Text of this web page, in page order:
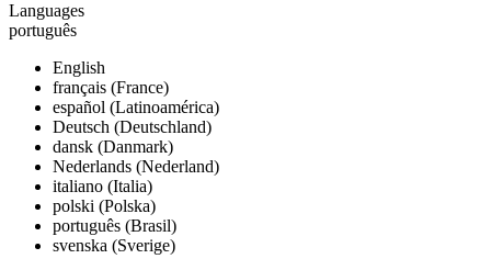
Languages
português
English
français (France)
español (Latinoamérica)
Deutsch (Deutschland)
dansk (Danmark)
Nederlands (Nederland)
italiano (Italia)
polski (Polska)
português (Brasil)
svenska (Sverige)